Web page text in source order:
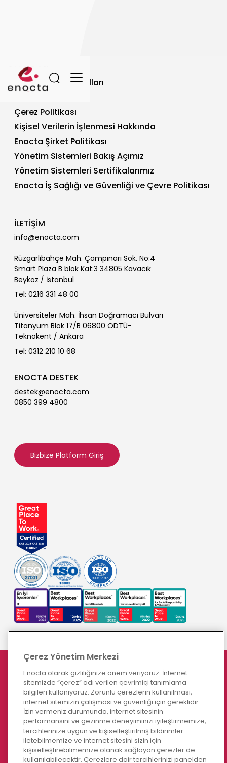
Site Kullanım Koşulları
Çerez Politikası
Kişisel Verilerin İşlenmesi Hakkında
Enocta Şirket Politikası
Yönetim Sistemleri Bakış Açımız
Yönetim Sistemleri Sertifikalarımız
Enocta İş Sağlığı ve Güvenliği ve Çevre Politikası
İLETİŞİM
info@enocta.com
Rüzgarlıbahçe Mah. Çampınarı Sok. No:4
Smart Plaza B blok Kat:3 34805 Kavacık
Beykoz / İstanbul
Tel: 0216 331 48 00
Üniversiteler Mah. İhsan Doğramacı Bulvarı
Titanyum Blok 17/B 06800 ODTÜ-
Teknokent / Ankara
Tel: 0312 210 10 68
ENOCTA DESTEK
destek@enocta.com
0850 399 4800
Bizbize Platform Giriş
ENOCTA BLOG
Yapay Zeka Destekli Role Play Nedir? Çalışan
Yetkinliklerini Gerçek İş Senaryolarıyla Geliştirme Rehberi
08/06/2026
Yeni Bir Fikir Yetmez: Yaratıcılığı Yenilikçiliğe
Dönüştürmek
Çerez Yönetim Merkezi
Enocta olarak gizliliğinize önem veriyoruz. İnternet
sitemizde “çerez” adı verilen çevrimiçi tanımlama
bilgileri kullanıyoruz. Zorunlu çerezlerin kullanılması,
internet sitemizin çalışması ve güvenliği için gereklidir.
İzin vermeniz durumunda, internet sitesinin
performansını ve gezinme deneyiminizi iyileştirmemize,
tercihlerinize uygun ve kişiselleştirilmiş bildirimler
iletebilmemize ve internet sitesini sizin için
kişiselleştirebilmemize olanak sağlayan çerezler de
kullanılabilecektir. Çerezlere dair tercihlerinizi panelden